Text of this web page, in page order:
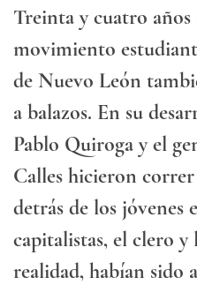
Treinta y cuatro años
movimiento
de Nuevo León
a balazos. En su
Pablo Quiroga y el
Calles hicieron
detrás de los jóvenes
capitalistas, el clero y
realidad, habían sido